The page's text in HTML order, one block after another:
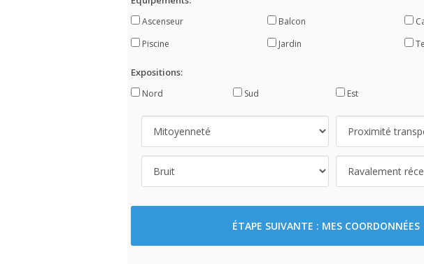
Ascenseur Balcon
Piscine
Jardin
Expositions:
Nord Sud Est
ÉTAPE SUIVANTE : MES